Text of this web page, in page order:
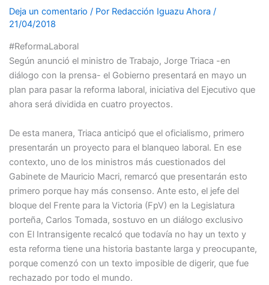
Deja un comentario / Por Redacción Iguazu Ahora /
21/04/2018
#ReformaLaboral
Según anunció el ministro de Trabajo, Jorge Triaca -en
diálogo con la prensa- el Gobierno presentará en mayo un
plan para pasar la reforma laboral, iniciativa del Ejecutivo que
ahora será dividida en cuatro proyectos.
De esta manera, Triaca anticipó que el oficialismo, primero
presentarán un proyecto para el blanqueo laboral. En ese
contexto, uno de los ministros más cuestionados del
Gabinete de Mauricio Macri, remarcó que presentarán esto
primero porque hay más consenso. Ante esto, el jefe del
bloque del Frente para la Victoria (FpV) en la Legislatura
porteña, Carlos Tomada, sostuvo en un diálogo exclusivo
con El Intransigente recalcó que todavía no hay un texto y
esta reforma tiene una historia bastante larga y preocupante,
porque comenzó con un texto imposible de digerir, que fue
rechazado por todo el mundo.